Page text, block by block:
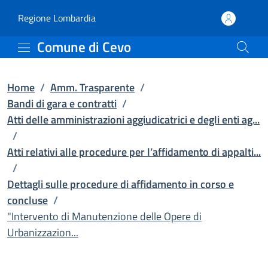
"Intervento di
Regione Lombardia(apre in un'altra scheda).
Comune di Cevo
Home / Amm. Trasparente /
Bandi di gara e contratti /
Atti delle amministrazioni aggiudicatrici e degli enti ag...
/
Atti relativi alle procedure per l’affidamento di appalti...
/
Dettagli sulle procedure di affidamento in corso e
concluse /
"Intervento di Manutenzione delle Opere di
Urbanizzazion...